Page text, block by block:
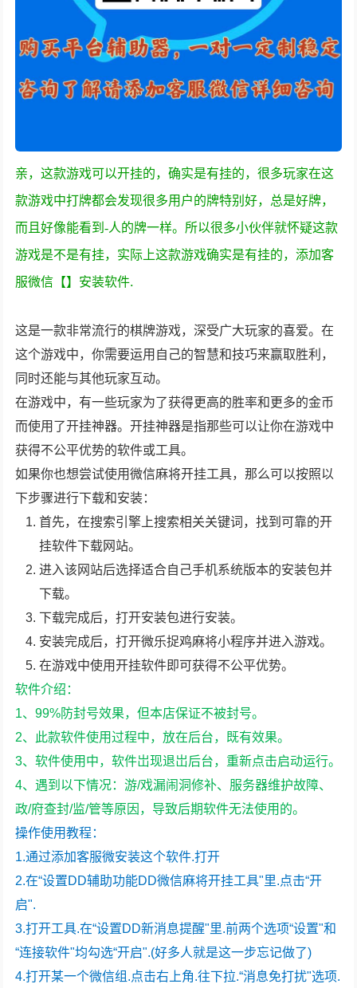
亲，这款游戏可以开挂的，确实是有挂的，很多玩家在这
款游戏中打牌都会发现很多用户的牌特别好，总是好牌，
而且好像能看到-人的牌一样。所以很多小伙伴就怀疑这款
游戏是不是有挂，实际上这款游戏确实是有挂的，添加客
服微信【】安装软件.
这是一款非常流行的棋牌游戏，深受广大玩家的喜爱。在
这个游戏中，你需要运用自己的智慧和技巧来赢取胜利，
同时还能与其他玩家互动。
在游戏中，有一些玩家为了获得更高的胜率和更多的金币
而使用了开挂神器。开挂神器是指那些可以让你在游戏中
获得不公平优势的软件或工具。
如果你也想尝试使用微信麻将开挂工具，那么可以按照以
下步骤进行下载和安装：
首先，在搜索引擎上搜索相关关键词，找到可靠的开
挂软件下载网站。
进入该网站后选择适合自己手机系统版本的安装包并
下载。
下载完成后，打开安装包进行安装。
安装完成后，打开微乐捉鸡麻将小程序并进入游戏。
在游戏中使用开挂软件即可获得不公平优势。
软件介绍：
1、99%防封号效果，但本店保证不被封号。
2、此款软件使用过程中，放在后台，既有效果。
3、软件使用中，软件岀现退岀后台，重新点击启动运行。
4、遇到以下情况：游/戏漏闹洞修补、服务器维护故障、
政/府查封/监/管等原因，导致后期软件无法使用的。
操作使用教程：
1.通过添加客服微安装这个软件.打开
2.在“设置DD辅助功能DD微信麻将开挂工具"里.点击“开
启".
3.打开工具.在“设置DD新消息提醒"里.前两个选项“设置"和
“连接软件"均勾选“开启".(好多人就是这一步忘记做了)
4.打开某一个微信组.点击右上角.往下拉.“消息免打扰"选项.